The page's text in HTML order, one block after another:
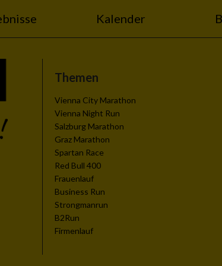
Kalender
Themen
Vienna City Marathon
Vienna Night Run
Salzburg Marathon
Graz Marathon
Spartan Race
Red Bull 400
Frauenlauf
Business Run
Strongmanrun
B2Run
Firmenlauf